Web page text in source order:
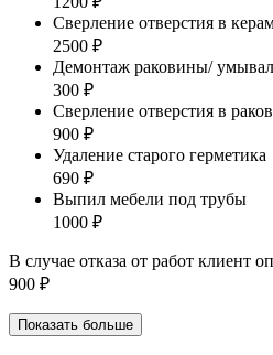
Сверление отверстия в
2500 ₽
Демонтаж раковины/
300 ₽
Сверление отверстия в
900 ₽
Удаление старого герметика
690 ₽
Выпил мебели под трубы
1000 ₽
В случае отказа от работ клиент
900 ₽
Показать больше